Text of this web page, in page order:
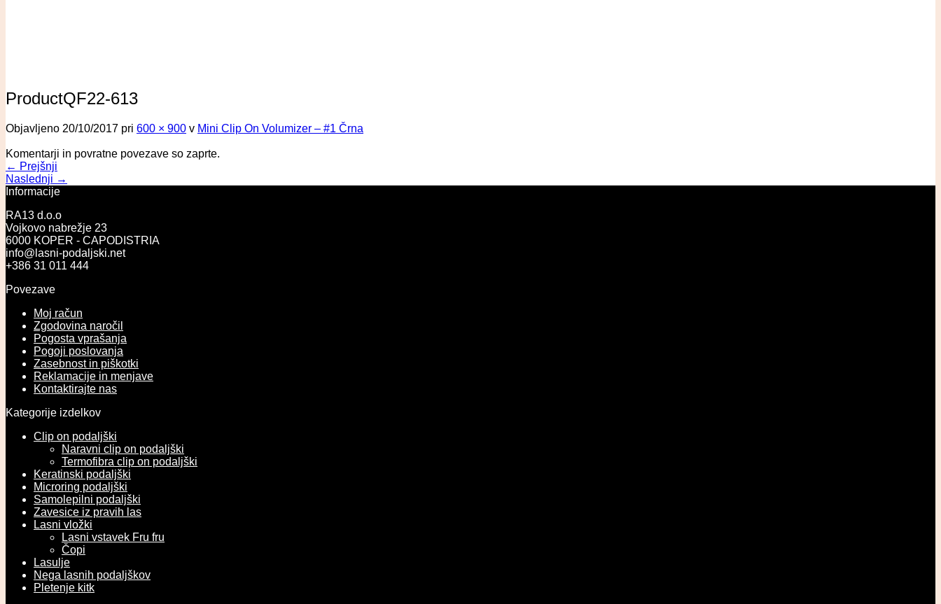
ProductQF22-613
Objavljeno 20/10/2017 pri 600 × 900 v Mini Clip On Volumizer – #1 Črna
Komentarji in povratne povezave so zaprte.
← Prejšnji
Naslednji →
Informacije
RA13 d.o.o
Vojkovo nabrežje 23
6000 KOPER - CAPODISTRIA
info@lasni-podaljski.net
+386 31 011 444
Povezave
Moj račun
Zgodovina naročil
Pogosta vprašanja
Pogoji poslovanja
Zasebnost in piškotki
Reklamacije in menjave
Kontaktirajte nas
Kategorije izdelkov
Clip on podaljški
Naravni clip on podaljški
Termofibra clip on podaljški
Keratinski podaljški
Microring podaljški
Samolepilni podaljški
Zavesice iz pravih las
Lasni vložki
Lasni vstavek Fru fru
Čopi
Lasulje
Nega lasnih podaljškov
Pletenje kitk